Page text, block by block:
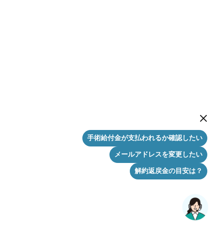
New
手術給付金が支払われるか確認したい
メールアドレスを変更したい
解約返戻金の目安は？